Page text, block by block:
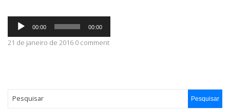
CONTATO
Tocador
áudio
00:00 00:00
21 de janeiro de 2016 0 comment